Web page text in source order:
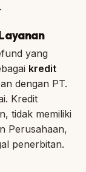
yang
kredit
dengan PT.
Kredit
tidak memiliki
Perusahaan,
penerbitan.